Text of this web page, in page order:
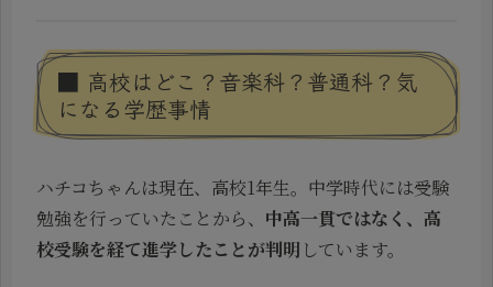
■ 高校はどこ？音楽科？普通科？気
になる学歴事情
ハチコちゃんは現在、高校1年生。中学時代には受験
勉強を行っていたことから、 中高一貫ではなく、高
校受験を経て進学したことが判明 しています。